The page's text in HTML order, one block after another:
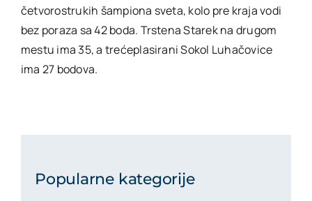
četvorostrukih šampiona sveta, kolo pre kraja vodi
bez poraza sa 42 boda. Trstena Starek na drugom
mestu ima 35, a trećeplasirani Sokol Luhačovice
ima 27 bodova.
Popularne kategorije